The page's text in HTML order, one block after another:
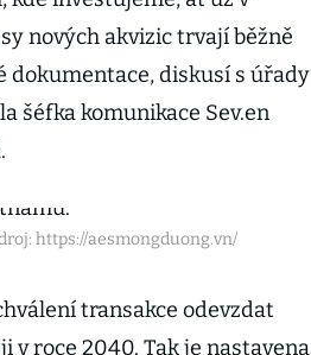
nových akvizic trvají běžně
dokumentace, diskusí s úřady
šéfka komunikace Sev.en
https://aesmongduong.vn/
transakce odevzdat
roce 2040. Tak je nastavena